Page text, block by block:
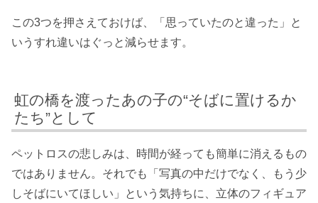
この3つを押さえておけば、「思っていたのと違った」と
いうすれ違いはぐっと減らせます。
虹の橋を渡ったあの子の“そばに置けるか
たち”として
ペットロスの悲しみは、時間が経っても簡単に消えるもの
ではありません。それでも「写真の中だけでなく、もう少
しそばにいてほしい」という気持ちに、立体のフィギュア